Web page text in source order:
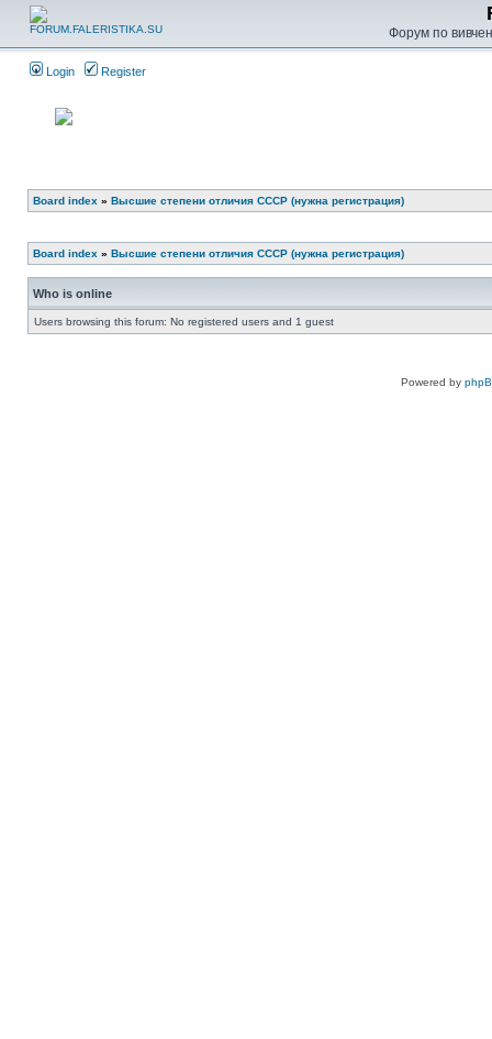
Форум по
Login Register
Board index » Высшие степени отличия СССР (нужна регистрация)
Board index » Высшие степени отличия СССР (нужна регистрация)
Who is online
Users browsing this forum: No registered users and 1 guest
Powered by